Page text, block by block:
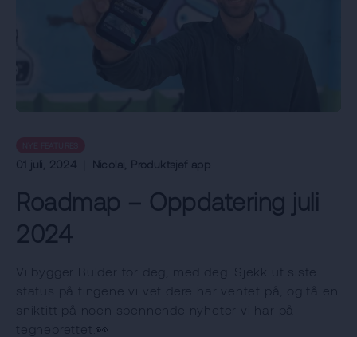
01 juli, 2024 | Nicolai , Produktsjef app
Roadmap – Oppdatering juli
2024
Vi bygger Bulder for deg, med deg. Sjekk ut siste
status på tingene vi vet dere har ventet på, og få en
sniktitt på noen spennende nyheter vi har på
tegnebrettet.👀